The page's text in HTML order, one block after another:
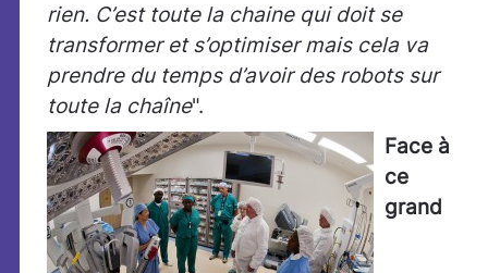
rien. C’est toute la chaine qui doit se
transformer et s’optimiser mais cela va
prendre du temps d’avoir des robots sur
toute la chaîne".
Face à
ce
grand